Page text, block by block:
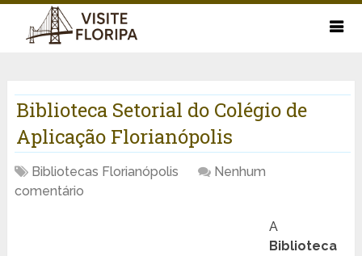
Biblioteca Setorial do Colégio de
Aplicação Florianópolis
Bibliotecas Florianópolis
Nenhum
comentário
A
Biblioteca